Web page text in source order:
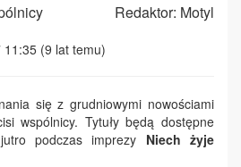
Redaktor: Motyl
11:35 (9 lat temu)
się z grudniowymi nowościami
wspólnicy. Tytuły będą dostępne
podczas imprezy Niech żyje